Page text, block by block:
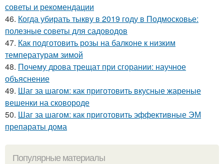
советы и рекомендации
46. Когда убирать тыкву в 2019 году в Подмосковье:
полезные советы для садоводов
47. Как подготовить розы на балконе к низким
температурам зимой
48. Почему дрова трещат при сгорании: научное
объяснение
49. Шаг за шагом: как приготовить вкусные жареные
вешенки на сковороде
50. Шаг за шагом: как приготовить эффективные ЭМ
препараты дома
Популярные материалы